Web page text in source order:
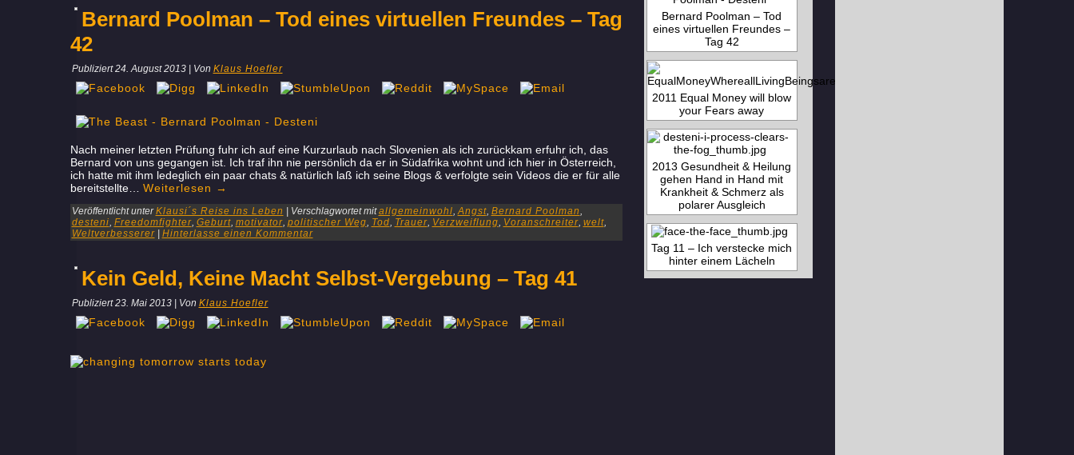
Bernard Poolman – Tod eines virtuellen Freundes – Tag
42
Publiziert 24. August 2013| Von Klaus Hoefler
Nach meiner letzten Prüfung fuhr ich auf eine Kurzurlaub nach Slovenien als ich zurückkam erfuhr ich, das
Bernard von uns gegangen ist. Ich traf ihn nie persönlich da er in Südafrika wohnt und ich hier in Österreich,
ich hatte mit ihm ledeglich ein paar chats & natürlich laß ich seine Blogs & verfolgte sein Videos die er für alle
bereitstellte… Weiterlesen →
Veröffentlicht unter Klausi´s Reise ins Leben Verschlagwortet mit allgemeinwohl,Angst, Bernard Poolman,
desteni, Freedomfighter, Geburt, motivator, politischer Weg, Tod, Trauer, Verzweiflung, Voranschreiter, welt,
Weltverbesserer| Hinterlasse einen Kommentar
Kein Geld, Keine Macht Selbst-Vergebung – Tag 41
Publiziert 23. Mai 2013| Von Klaus Hoefler
Bernard Poolman – Tod
eines virtuellen Freundes –
Tag 42
2011 Equal Money will blow
your Fears away
2013 Gesundheit & Heilung
gehen Hand in Hand mit
Krankheit & Schmerz als
polarer Ausgleich
Tag 11 – Ich verstecke mich
hinter einem Lächeln